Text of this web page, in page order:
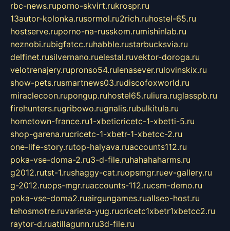
rbc-news.ruporno-skvirt.rukrospr.ru
13autor-kolonka.rusormol.ru2rich.ruhostel-65.ru
hostserve.ruporno-na-russkom.rumishinlab.ru
neznobi.rubigfatcc.ruhabble.rustarbucksvia.ru
delfinet.rusilvernano.ruelestal.ruvektor-doroga.ru
velotrenajery.rupronso54.rulenasever.rulovinskix.ru
show-pets.rusmartnews03.rudiscofoxworld.ru
miraclecoon.rupongup.ruhostel65.ruliura.ruglasspb.ru
firehunters.rugribowo.rugnalis.rubulkitula.ru
hometown-france.ru1-xbeticricetc-1-xbetti-5.ru
shop-garena.rucricetc-1-xbetr-1-xbetcc-2.ru
one-life-story.rutop-halyava.ruaccounts112.ru
poka-vse-doma-2.ru3-d-file.ruhahahaharms.ru
g2012.rutst-1.rushaggy-cat.ruopsmgr.ruev-gallery.ru
g-2012.ruops-mgr.ruaccounts-112.rucsm-demo.ru
poka-vse-doma2.ruairgungames.ruallseo-host.ru
tehosmotre.ruvarieta-yug.rucricetc1xbetr1xbetcc2.ru
raytor-d.ruatillagunn.ru3d-file.ru